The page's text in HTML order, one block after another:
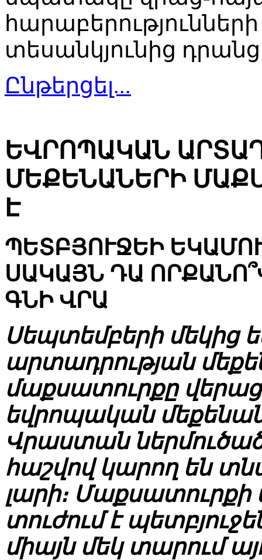
տեսանկյունից դրանց
Ընթերցել...
ԵՎՐՈՊԱԿԱՆ
ՄԵՔԵՆԱՆԵՐԻ
Է
ՊԵՏԲՅՈՒՋԵԻ
ՍԱԿԱՅՆ ԴԱ
ԳՆԻ ՎՐԱ
Սեպտեմբերի մեկից
արտադրության
մաքսատուրքը
եվրոպական
Վրաստան ներմուծած
հաշվով կարող են
լարի։
տուժում է
միայն մեկ տարում